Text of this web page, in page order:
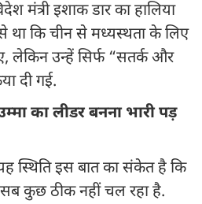
मंत्री इशाक डार का हालिया
था कि चीन से मध्यस्थता के लिए
लेकिन उन्हें सिर्फ “सतर्क और
दी गई.
का लीडर बनना भारी पड़
स्थिति इस बात का संकेत है कि
सब कुछ ठीक नहीं चल रहा है.